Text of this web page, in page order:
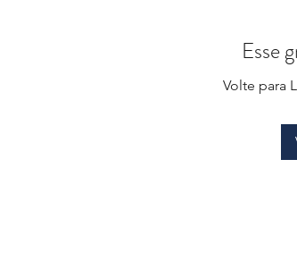
Esse
Volte para